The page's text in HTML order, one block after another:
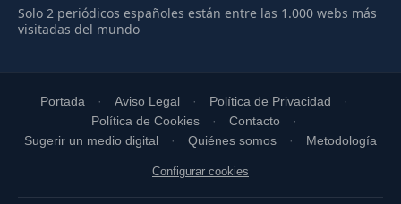
Solo 2 periódicos españoles están entre las 1.000 webs más
visitadas del mundo
Portada Aviso Legal
Política de Privacidad
Política de Cookies
Contacto
Sugerir un medio digital
Quiénes somos Metodología
Configurar cookies